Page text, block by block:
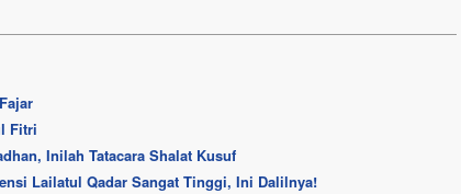
Fitri
Inilah Tatacara Shalat Kusuf
Lailatul Qadar Sangat Tinggi, Ini Dalilnya!